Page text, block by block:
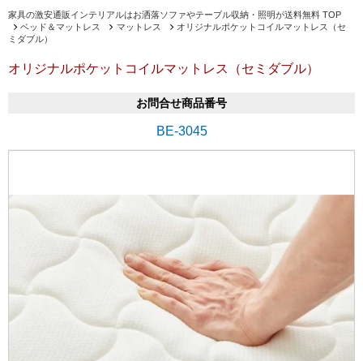
家具の激安通販インテリアルはお洒落ソファやテーブル収納・照明が送料無料 TOP
ベッド＆マットレス
マットレス
オリジナルポケットコイルマットレス（セ
ミダブル）
オリジナルポケットコイルマットレス（セミダブル）
お問合せ商品番号
BE-3045